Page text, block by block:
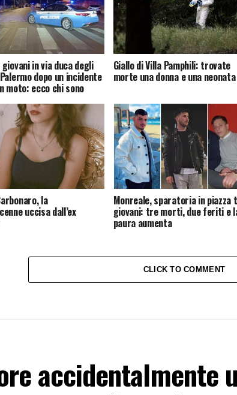
in via duca degli
dopo un incidente
moto: ecco chi sono
Giallo di Villa Pamphili: trovate
morte una donna e una neonata
la
uccisa dall’ex
Monreale, sparatoria in piazza
giovani: tre morti, due feriti e
paura aumenta
CLICK TO COMMENT
accidentalmente